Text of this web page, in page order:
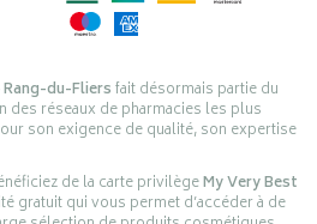
Rang-du-Fliersfait désormais partie du
des réseaux de pharmacies les plus
son exigence de qualité, son expertise
de la carte privilègeMy Very Best
gratuit qui vous permet d’accéder à de